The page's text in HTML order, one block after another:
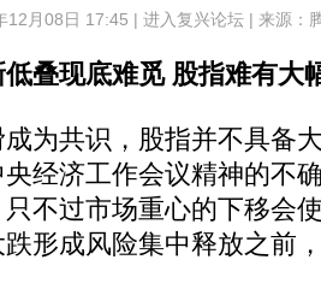
12月08日 17:45 | 进入复兴论坛| 来源：
低叠现底难觅 股指难有大
共识，股指并不具备
经济工作会议精神的不
不过市场重心的下移会
形成风险集中释放之前